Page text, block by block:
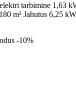
tarbimine 1,63
m² Jahutus 6,25
-10%